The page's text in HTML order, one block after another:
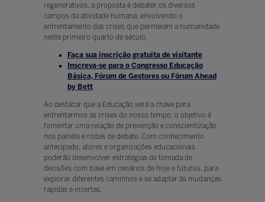
regenerativos, a proposta é debater os diversos
campos da atividade humana, envolvendo o
enfrentamento das crises que permeiam a humanidade
neste primeiro quarto de século.
Faça sua inscrição gratuita de visitante
Inscreva-se para o Congresso Educação
Básica, Fórum de Gestores ou Fórum Ahead
by Bett
Ao destacar que a Educação será a chave para
enfrentarmos as crises do nosso tempo, o objetivo é
fomentar uma relação de prevenção e conscientização
nos painéis e rodas de debate. Com conhecimento
antecipado, atores e organizações educacionais
poderão desenvolver estratégias de tomada de
decisões com base em cenários de hoje e futuros, para
explorar diferentes caminhos e se adaptar às mudanças
rápidas e incertas.